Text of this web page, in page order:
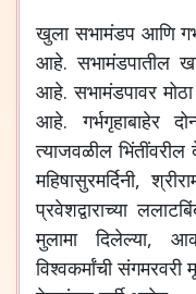
खुला सभामंडप आणि
आहे.सभामंडपातील
आहे.सभामंडपावर मोठा
आहे.गर्भगृहाबाहेर
त्याजवळील भिंतींवरील
महिषासुरमर्दिनी,
प्रवेशद्वाराच्या
मुलामा
दिलेल्या,
विश्वकर्मांची संगमरवरी